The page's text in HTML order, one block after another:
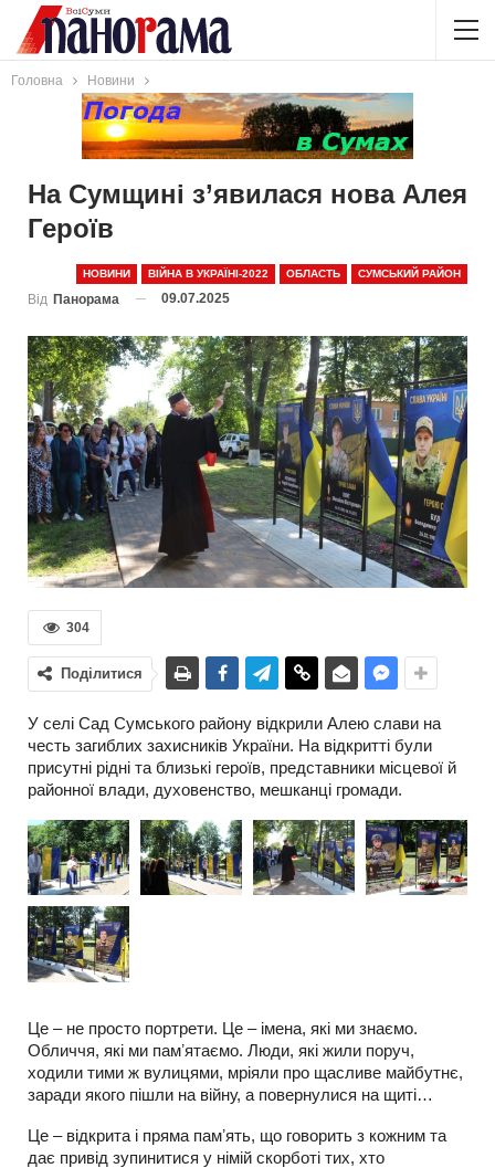
Головна Новини
На Сумщині з’явилася нова Алея
Героїв
НОВИНИ ВІЙНА В УКРАЇНІ-2022 ОБЛАСТЬ СУМСЬКИЙ РАЙОН
Від Панорама 09.07.2025
304
Поділитися
У селі Сад Сумського району відкрили Алею слави на
честь загиблих захисників України. На відкритті були
присутні рідні та близькі героїв, представники місцевої й
районної влади, духовенство, мешканці громади.
Це – не просто портрети. Це – імена, які ми знаємо.
Обличчя, які ми памʼятаємо. Люди, які жили поруч,
ходили тими ж вулицями, мріяли про щасливе майбутнє,
заради якого пішли на війну, а повернулися на щиті…
Це – відкрита і пряма памʼять, що говорить з кожним та
дає привід зупинитися у німій скорботі тих, хто